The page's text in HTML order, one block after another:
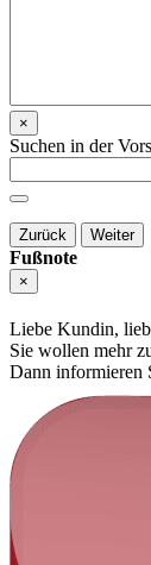
×
Suchen in der
Zurück Weiter
Fußnote
×
Liebe Kundin,
Sie wollen mehr
Dann informieren